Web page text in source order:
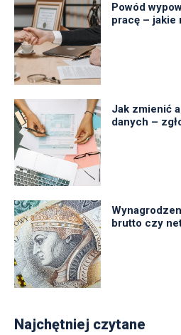
Powód
pracę – jakie
Jak zmienić
danych –
brutto czy
Najchętniej czytane